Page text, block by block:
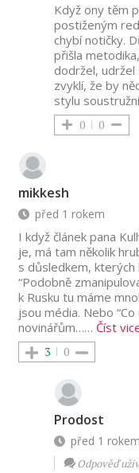
Když ony těm
postiženým
chybí notičky.
přišla
dodržel,
zvyklí, že by
stylu
0 0
mikkesh
před 1 rokem
I když článek pana
je, má tam několik
s důsledkem, kterých
“Podobně
k Rusku tu máme
jsou média. Nebo
novinářům…… Číst
3 0
Prodost
před 1 rokem
Odpověď